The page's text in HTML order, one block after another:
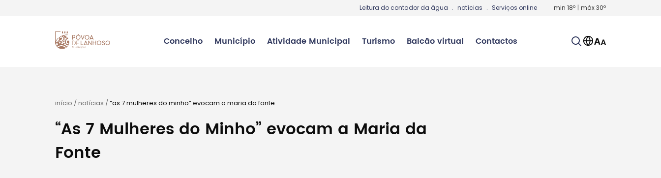
Leitura do contador da água . notícias . Serviços online min 18º | máx30º
Concelho Município Atividade Municipal Turismo Balcão virtual Contactos
início /notícias /“as 7 mulheres do minho” evocam a maria da fonte
“As 7 Mulheres do Minho” evocam a Maria da
Fonte